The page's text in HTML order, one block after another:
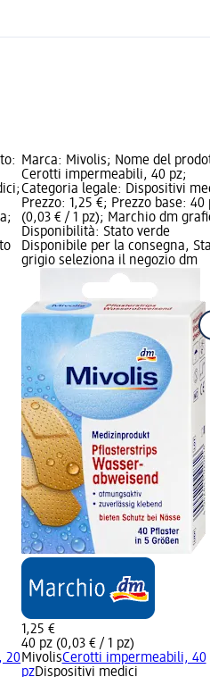
20
Marca: Mivolis; Nome del
Cerotti impermeabili, 40 pz;
Categoria legale: Dispositivi
Prezzo: 1,25 €; Prezzo base: 40
(0,03 € / 1 pz); Marchio dm
Disponibilità: Stato verde
Disponibile per la consegna,
grigio seleziona il negozio dm
1,25 €
40 pz (0,03 € / 1 pz)
MivolisCerotti impermeabili, 40
pzDispositivi medici